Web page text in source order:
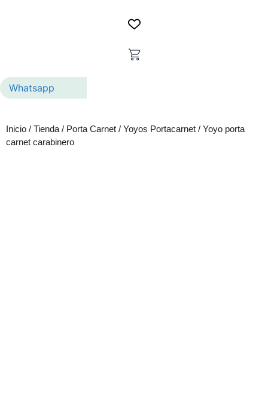
Whatsapp
Inicio / Tienda / Porta Carnet / Yoyos Portacarnet / Yoyo porta
carnet carabinero